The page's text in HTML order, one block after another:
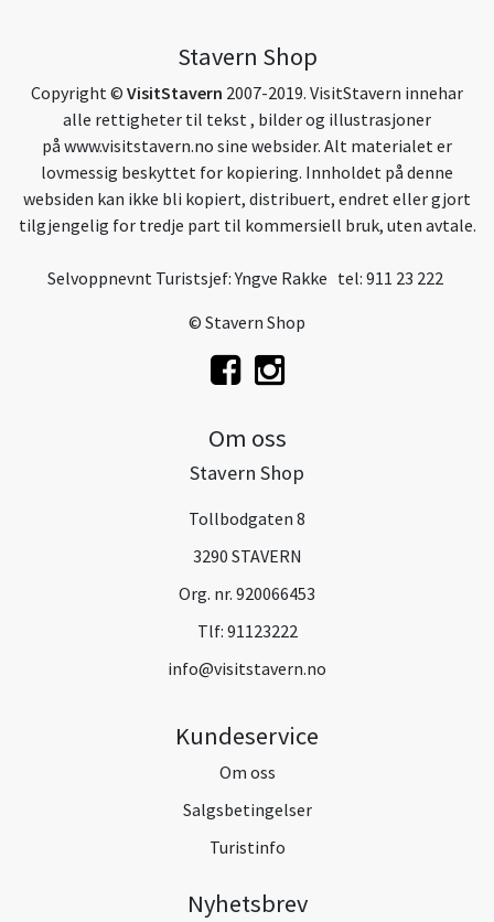
Stavern Shop
Copyright © VisitStavern 2007-2019. VisitStavern innehar
alle rettigheter til tekst , bilder og illustrasjoner
på www.visitstavern.no sine websider. Alt materialet er
lovmessig beskyttet for kopiering. Innholdet på denne
websiden kan ikke bli kopiert, distribuert, endret eller gjort
tilgjengelig for tredje part til kommersiell bruk, uten avtale.
Selvoppnevnt Turistsjef: Yngve Rakke tel: 911 23 222
© Stavern Shop
Om oss
Stavern Shop
Tollbodgaten 8
3290 STAVERN
Org. nr. 920066453
Tlf: 91123222
info@visitstavern.no
Kundeservice
Om oss
Salgsbetingelser
Turistinfo
Nyhetsbrev